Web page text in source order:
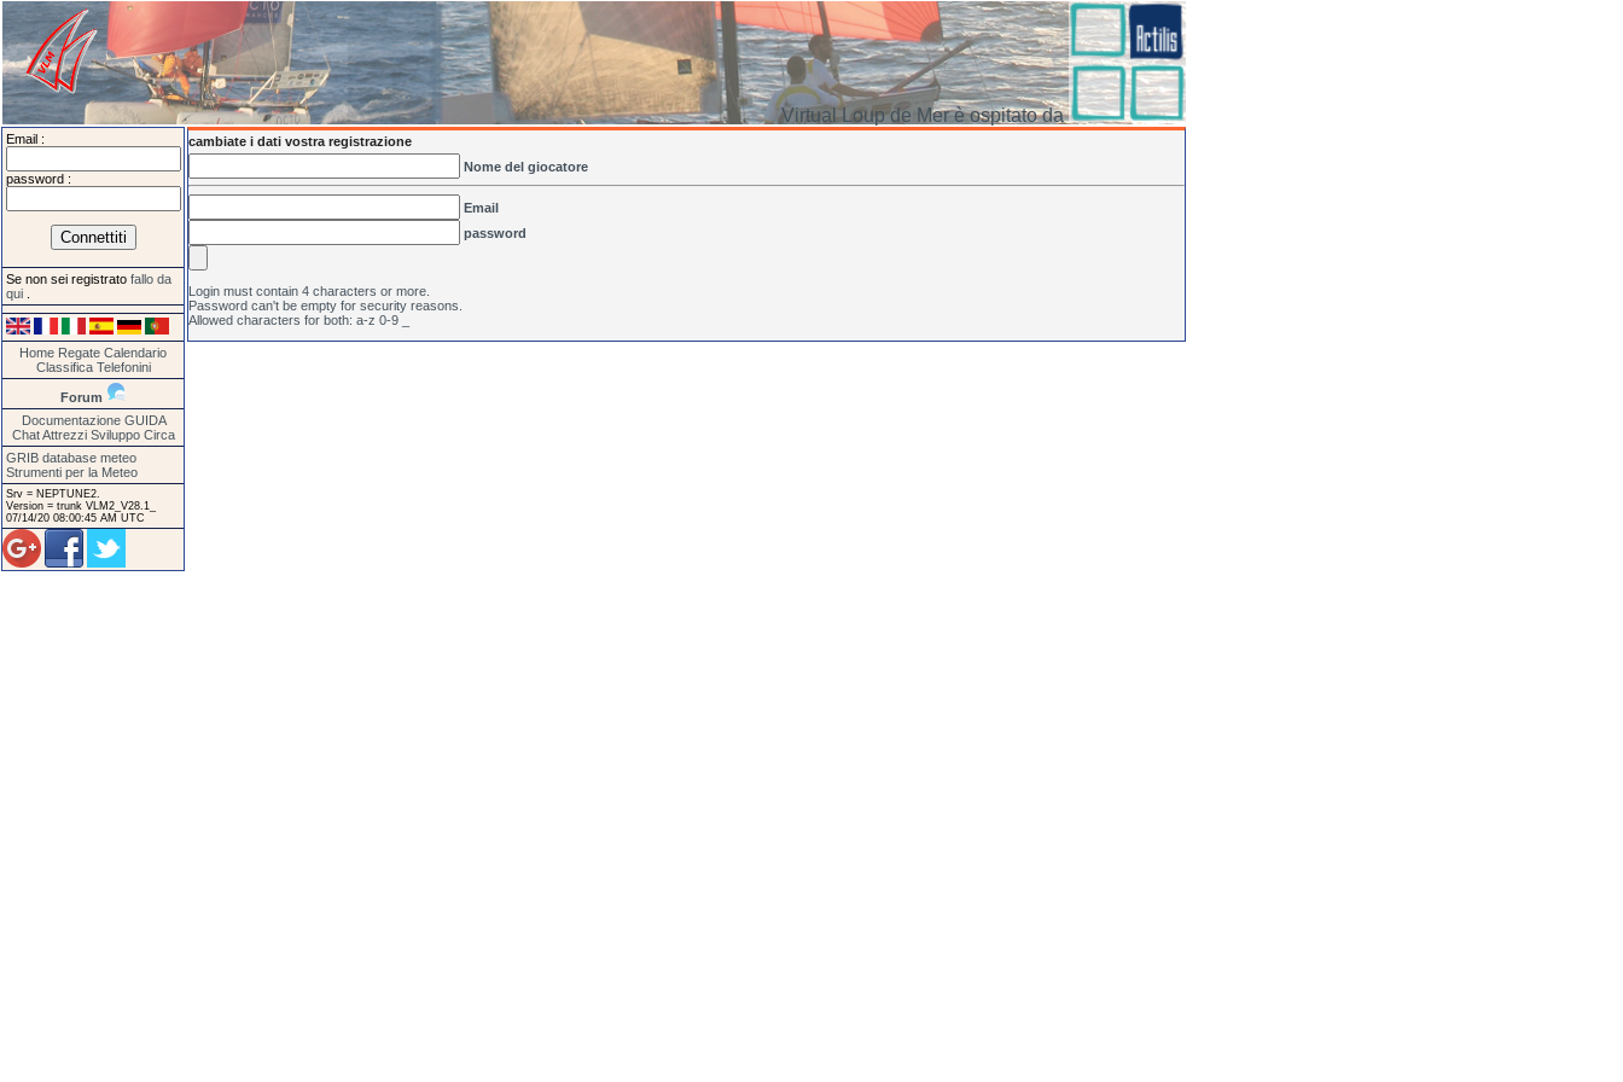
Virtual Loup de Mer è ospitato da
Email :
password :
Se non sei registrato fallo da
qui
Home Regate Calendario
Classifica Telefonini
Forum
Documentazione GUIDA
Chat Attrezzi Sviluppo Circa
GRIB database meteo
Strumenti per la Meteo
Srv = NEPTUNE2.
Version = trunk VLM2_V28.1_
07/14/20 08:00:45 AM UTC
cambiate i dati vostra registrazione
Nome del giocatore
Email
password
Login must contain 4 characters or more.
Password can't be empty for security reasons.
Allowed characters for both: a-z 0-9 _